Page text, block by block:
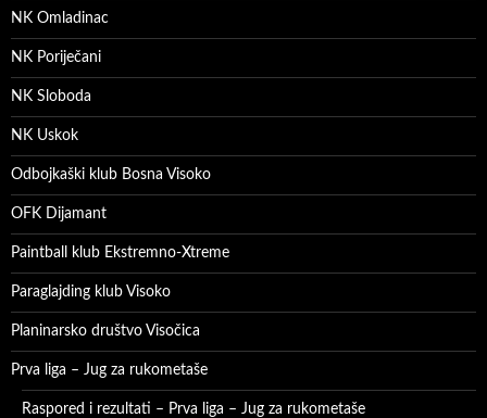
NK Omladinac
NK Poriječani
NK Sloboda
NK Uskok
Odbojkaški klub Bosna Visoko
OFK Dijamant
Paintball klub Ekstremno-Xtreme
Paraglajding klub Visoko
Planinarsko društvo Visočica
Prva liga – Jug za rukometaše
Raspored i rezultati – Prva liga – Jug za rukometaše